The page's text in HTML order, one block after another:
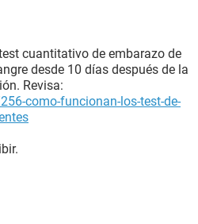
cuantitativo de embarazo de
desde 10 días después de la
Revisa:
como-funcionan-los-test-de-